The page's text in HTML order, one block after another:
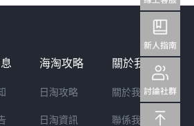
海淘攻略
日淘攻略
日淘資訊
關於我們
關於我們
聯係我們